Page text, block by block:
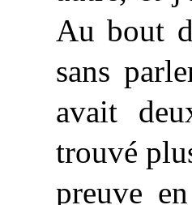
Au bout
sans
avait
trouvé
preuve